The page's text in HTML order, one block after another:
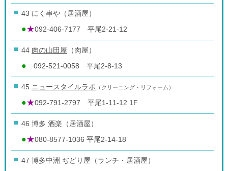
43 にく串や（居酒屋）
●★092-406-7177 平尾2-21-12
44 肉の山田屋 （肉屋）
● 092-521-0058 平尾2-8-13
45 ニュースタイルラボ （クリーニング・リフォーム）
●★092-791-2797 平尾1-11-12 1F
46 博多 酒楽（居酒屋）
●★080-8577-1036 平尾2-14-18
47 博多中洲 ぢどり屋（ランチ・居酒屋）